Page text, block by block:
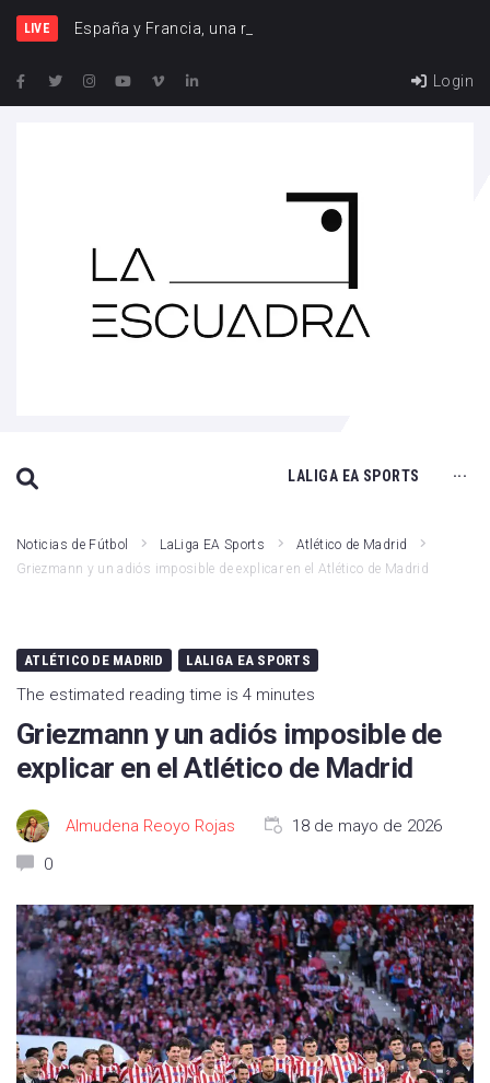
LIVE España y Francia, una rivalidad que vuelve a cr
Login
LALIGA EA SPORTS
Athletic Club
Atlético de Madrid
Rayo Vallecano
Girona FC
CA Osasuna
Real Sociedad
UD Las Palmas
CD Leganés
···
LaLiga Hypermotion
Liga F
Kings League
Segunda RFEF
Noticias de Fútbol LaLiga EA Sports
Atlético de Madrid
Griezmann y un adiós imposible de explicar en el Atlético de Madrid
ATLÉTICO DE MADRID LALIGA EA SPORTS
The estimated reading time is 4 minutes
Griezmann y un adiós imposible de
explicar en el Atlético de Madrid
Almudena Reoyo Rojas
18 de mayo de 2026
0